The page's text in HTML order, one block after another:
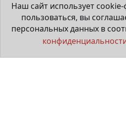
Наш сайт использует
пользоваться, вы
персональных данных в